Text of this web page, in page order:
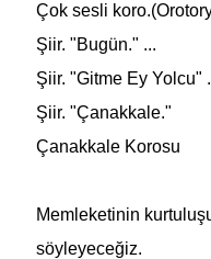
Çok sesli
Şiir. "Bugün." ...
Şiir. "Gitme Ey Yolcu"
Şiir. "Çanakkale."
Çanakkale Korosu
Memleketinin
söyleyeceğiz.